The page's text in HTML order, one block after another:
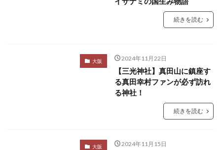
続きを読む
大阪 2024年11月22日
【三光神社】真田山に鎮座す
る真田幸村ファンが必ず訪れ
る神社！
続きを読む
大阪 2024年11月15日